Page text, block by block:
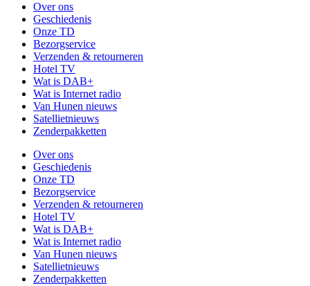
Over ons
Geschiedenis
Onze TD
Bezorgservice
Verzenden & retourneren
Hotel TV
Wat is DAB+
Wat is Internet radio
Van Hunen nieuws
Satellietnieuws
Zenderpakketten
Over ons
Geschiedenis
Onze TD
Bezorgservice
Verzenden & retourneren
Hotel TV
Wat is DAB+
Wat is Internet radio
Van Hunen nieuws
Satellietnieuws
Zenderpakketten